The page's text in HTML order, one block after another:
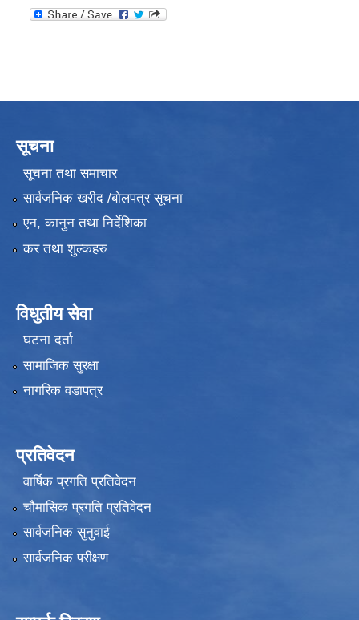
सूचना
सूचना तथा समाचार
सार्वजनिक खरीद /बोलपत्र सूचना
एन, कानुन तथा निर्देशिका
कर तथा शुल्कहरु
विधुतीय सेवा
घटना दर्ता
सामाजिक सुरक्षा
नागरिक वडापत्र
प्रतिवेदन
वार्षिक प्रगति प्रतिवेदन
चौमासिक प्रगति प्रतिवेदन
सार्वजनिक सुनुवाई
सार्वजनिक परीक्षण